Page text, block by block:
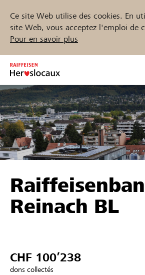
Ce site Web utilise des cookies. En
site Web, vous acceptez l'emploi de
Pour en savoir plus
Inhalt
springen
Parrainer
Soutien & assistance
Trouvez des projets et des
Démarrez
Reinach BL
CHF 100’238
dons collectés